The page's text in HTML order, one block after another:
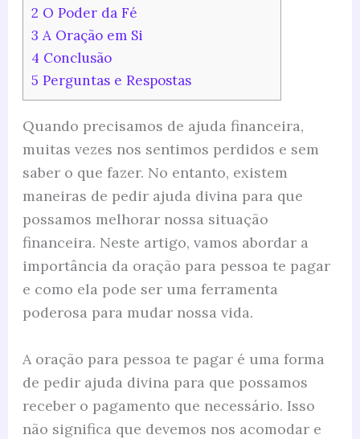
2 O Poder da Fé
3 A Oração em Si
4 Conclusão
5 Perguntas e Respostas
Quando precisamos de ajuda financeira,
muitas vezes nos sentimos perdidos e sem
saber o que fazer. No entanto, existem
maneiras de pedir ajuda divina para que
possamos melhorar nossa situação
financeira. Neste artigo, vamos abordar a
importância da oração para pessoa te pagar
e como ela pode ser uma ferramenta
poderosa para mudar nossa vida.
A oração para pessoa te pagar é uma forma
de pedir ajuda divina para que possamos
receber o pagamento que necessário. Isso
não significa que devemos nos acomodar e